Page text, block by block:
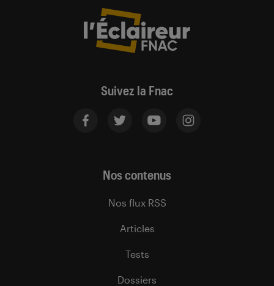
Suivez la Fnac
Nos contenus
Nos flux RSS
Articles
Tests
Dossiers